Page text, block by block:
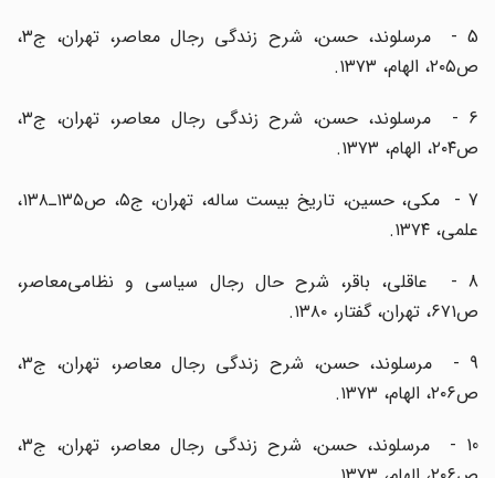
5 - مرسلوند، حسن، شرح زندگی رجال معاصر، تهران، ج۳،
ص۲۰۵، الهام، ۱۳۷۳.
6 - مرسلوند، حسن، شرح زندگی رجال معاصر، تهران، ج۳،
ص۲۰۴، الهام، ۱۳۷۳.
7 - مکی، حسین، تاریخ بیست ساله، تهران، ج۵، ص۱۳۵ـ۱۳۸،
علمی، ۱۳۷۴.
8 - عاقلی، باقر، شرح حال رجال سیاسی و نظامی‌معاصر،
ص۶۷۱، تهران، گفتار، ۱۳۸۰.
9 - مرسلوند، حسن، شرح زندگی رجال معاصر، تهران، ج۳،
ص۲۰۶، الهام، ۱۳۷۳.
10 - مرسلوند، حسن، شرح زندگی رجال معاصر، تهران، ج۳،